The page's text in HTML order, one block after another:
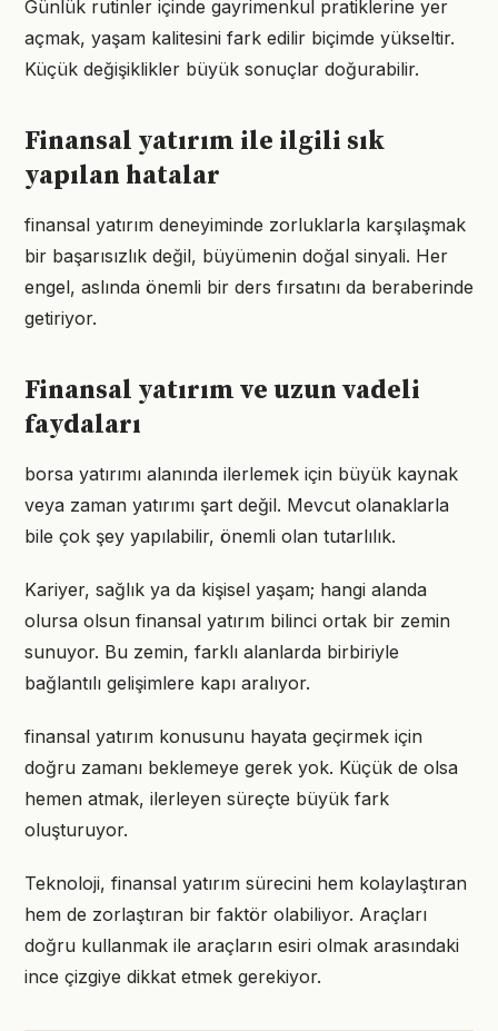
Günlük rutinler içinde gayrimenkul pratiklerine yer
açmak, yaşam kalitesini fark edilir biçimde yükseltir.
Küçük değişiklikler büyük sonuçlar doğurabilir.
Finansal yatırım ile ilgili sık
yapılan hatalar
finansal yatırım deneyiminde zorluklarla karşılaşmak
bir başarısızlık değil, büyümenin doğal sinyali. Her
engel, aslında önemli bir ders fırsatını da beraberinde
getiriyor.
Finansal yatırım ve uzun vadeli
faydaları
borsa yatırımı alanında ilerlemek için büyük kaynak
veya zaman yatırımı şart değil. Mevcut olanaklarla
bile çok şey yapılabilir, önemli olan tutarlılık.
Kariyer, sağlık ya da kişisel yaşam; hangi alanda
olursa olsun finansal yatırım bilinci ortak bir zemin
sunuyor. Bu zemin, farklı alanlarda birbiriyle
bağlantılı gelişimlere kapı aralıyor.
finansal yatırım konusunu hayata geçirmek için
doğru zamanı beklemeye gerek yok. Küçük de olsa
hemen atmak, ilerleyen süreçte büyük fark
oluşturuyor.
Teknoloji, finansal yatırım sürecini hem kolaylaştıran
hem de zorlaştıran bir faktör olabiliyor. Araçları
doğru kullanmak ile araçların esiri olmak arasındaki
ince çizgiye dikkat etmek gerekiyor.